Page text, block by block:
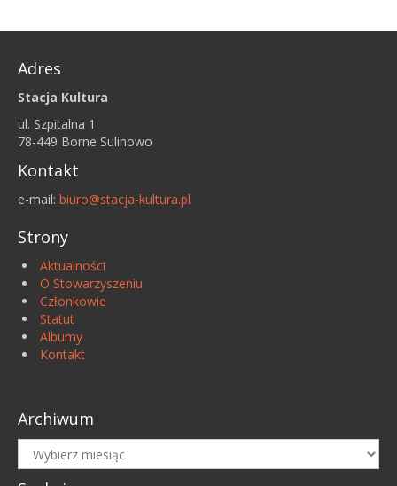
Adres
Stacja Kultura
ul. Szpitalna 1
78-449 Borne Sulinowo
Kontakt
e-mail: biuro@stacja-kultura.pl
Strony
Aktualności
O Stowarzyszeniu
Członkowie
Statut
Albumy
Kontakt
Archiwum
Archiwum